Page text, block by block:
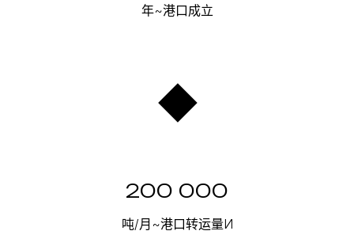
年~港口成立
200 000
吨/月~港口转运量И